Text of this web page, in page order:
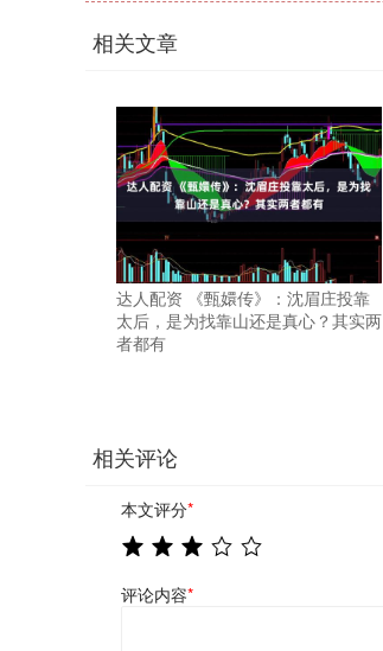
相关文章
达人配资 《甄嬛传》：沈眉庄投靠
太后，是为找靠山还是真心？其实两
者都有
相关评论
本文评分*
评论内容*